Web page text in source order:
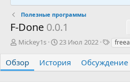
Полезные программы
F-Done 0.0.1
А
т
о
Mickey1s
Д
т
а
23 Июл 2022
Т
г
и
Обзор История Обсуждение